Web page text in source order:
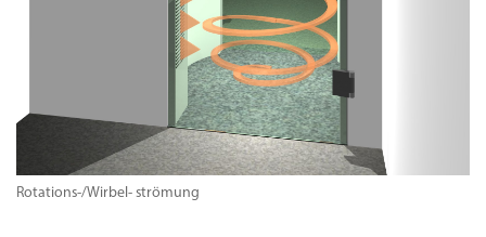
Rotations-/Wirbel- strömung